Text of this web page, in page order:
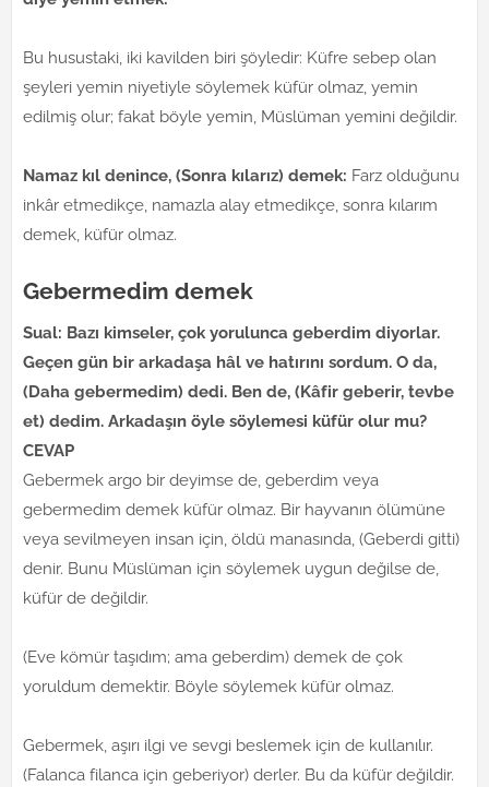
Bu husustaki, iki kavilden biri şöyledir: Küfre sebep olan
şeyleri yemin niyetiyle söylemek küfür olmaz, yemin
edilmiş olur; fakat böyle yemin, Müslüman yemini değildir.
Namaz kıl denince, (Sonra kılarız) demek: Farz olduğunu
inkâr etmedikçe, namazla alay etmedikçe, sonra kılarım
demek, küfür olmaz.
Gebermedim demek
Sual: Bazı kimseler, çok yorulunca geberdim diyorlar.
Geçen gün bir arkadaşa hâl ve hatırını sordum. O da,
(Daha gebermedim) dedi. Ben de, (Kâfir geberir, tevbe
et) dedim. Arkadaşın öyle söylemesi küfür olur mu?
CEVAP
Gebermek argo bir deyimse de, geberdim veya
gebermedim demek küfür olmaz. Bir hayvanın ölümüne
veya sevilmeyen insan için, öldü manasında, (Geberdi gitti)
denir. Bunu Müslüman için söylemek uygun değilse de,
küfür de değildir.
(Eve kömür taşıdım; ama geberdim) demek de çok
yoruldum demektir. Böyle söylemek küfür olmaz.
Gebermek, aşırı ilgi ve sevgi beslemek için de kullanılır.
(Falanca filanca için geberiyor) derler. Bu da küfür değildir.